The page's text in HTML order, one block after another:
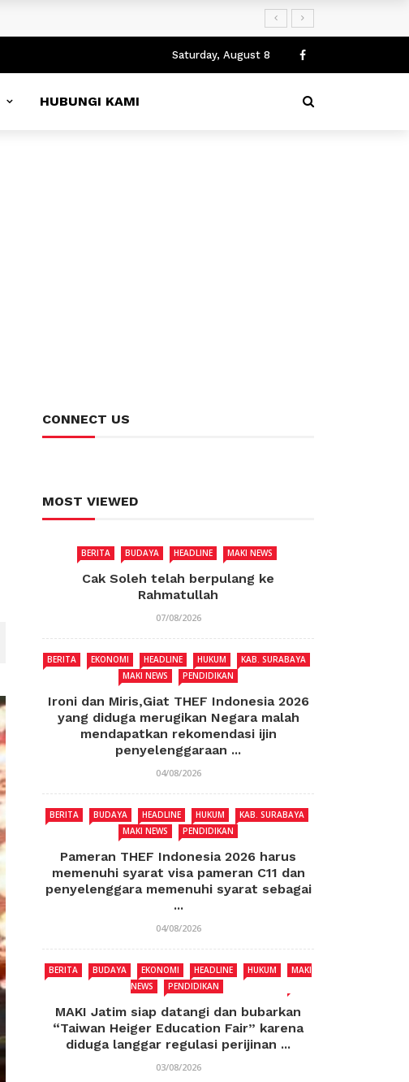
Saturday, August 8
HUBUNGI KAMI
CONNECT US
MOST VIEWED
BERITA BUDAYA HEADLINE MAKI NEWS
Cak Soleh telah berpulang ke
Rahmatullah
07/08/2026
BERITA EKONOMI HEADLINE HUKUM
KAB. SURABAYA
MAKI NEWS
PENDIDIKAN
Ironi dan Miris,Giat THEF Indonesia 2026
yang diduga merugikan Negara malah
mendapatkan rekomendasi ijin
penyelenggaraan ...
04/08/2026
BERITA BUDAYA HEADLINE HUKUM
KAB. SURABAYA
MAKI NEWS
PENDIDIKAN
Pameran THEF Indonesia 2026 harus
memenuhi syarat visa pameran C11 dan
penyelenggara memenuhi syarat sebagai
...
04/08/2026
BERITA BUDAYA EKONOMI HEADLINE HUKUM
MAKI
NEWS
PENDIDIKAN
MAKI Jatim siap datangi dan bubarkan
“Taiwan Heiger Education Fair” karena
diduga langgar regulasi perijinan ...
03/08/2026